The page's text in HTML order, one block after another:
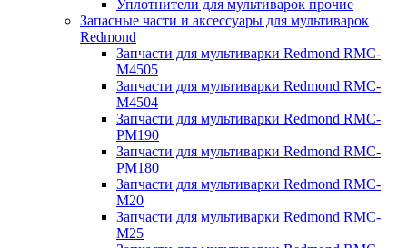
Уплотнители для мультиварок прочие
Запасные части и аксессуары для мультиварок
Redmond
Запчасти для мультиварки Redmond RMC-
M4505
Запчасти для мультиварки Redmond RMC-
M4504
Запчасти для мультиварки Redmond RMC-
PM190
Запчасти для мультиварки Redmond RMC-
PM180
Запчасти для мультиварки Redmond RMC-
M20
Запчасти для мультиварки Redmond RMC-
M25